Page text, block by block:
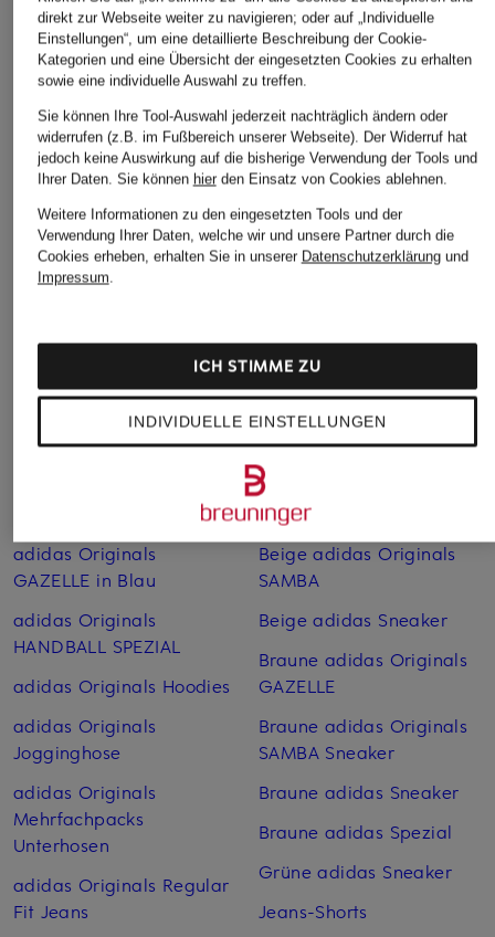
adidas Argentinien
Trikots WM 2026
adidas Deutschland
Trikots WM 2026
adidas Italien Trikots WM
2026
adidas Kolumbien Trikots
WM 2026
adidas Mexiko Trikots
adidas Originals
CAMPUS
adidas Originals
GAZELLE in Blau
adidas Originals
HANDBALL SPEZIAL
adidas Originals Hoodies
adidas Originals
Jogginghose
adidas Originals
Mehrfachpacks
Unterhosen
adidas Originals Regular
Fit Jeans
adidas Sneaker Damen
adidas Sneaker Herren
adidas Spanien Trikots
WM 2026
adidas Spezial in
Schwarz
Beige adidas Originals
CAMPUS
Beige adidas Originals
GAZELLE
Beige adidas Originals
Handball Spezial
Beige adidas Originals
SAMBA
Beige adidas Sneaker
Braune adidas Originals
GAZELLE
Braune adidas Originals
SAMBA Sneaker
Braune adidas Sneaker
Braune adidas Spezial
Grüne adidas Sneaker
Jeans-Shorts
direkt zur Webseite weiter zu navigieren; oder auf „Individuelle
Einstellungen“, um eine detaillierte Beschreibung der Cookie-
Kategorien und eine Übersicht der eingesetzten Cookies zu erhalten
sowie eine individuelle Auswahl zu treffen.
Sie können Ihre Tool-Auswahl jederzeit nachträglich ändern oder
widerrufen (z.B. im Fußbereich unserer Webseite). Der Widerruf hat
jedoch keine Auswirkung auf die bisherige Verwendung der Tools und
Ihrer Daten. Sie können hierden Einsatz von Cookies ablehnen.
Weitere Informationen zu den eingesetzten Tools und der
Verwendung Ihrer Daten, welche wir und unsere Partner durch die
Cookies erheben, erhalten Sie in unserer Datenschutzerklärungund
Impressum.
INDIVIDUELLE EINSTELLUNGEN
ICH STIMME ZU